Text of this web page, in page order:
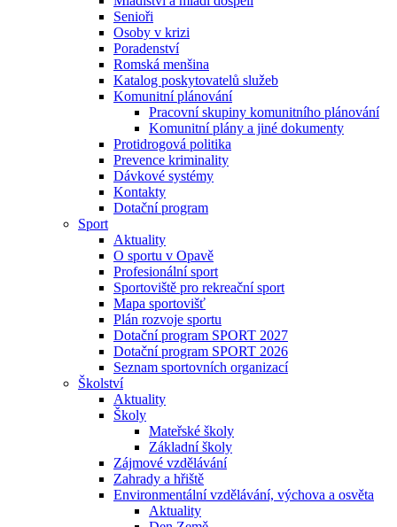
Senioři
Osoby v krizi
Poradenství
Romská menšina
Katalog poskytovatelů služeb
Komunitní plánování
Pracovní skupiny komunitního plánování
Komunitní plány a jiné dokumenty
Protidrogová politika
Prevence kriminality
Dávkové systémy
Kontakty
Dotační program
Sport
Aktuality
O sportu v Opavě
Profesionální sport
Sportoviště pro rekreační sport
Mapa sportovišť
Plán rozvoje sportu
Dotační program SPORT 2027
Dotační program SPORT 2026
Seznam sportovních organizací
Školství
Aktuality
Školy
Mateřské školy
Základní školy
Zájmové vzdělávání
Zahrady a hřiště
Environmentální vzdělávání, výchova a osvěta
Aktuality